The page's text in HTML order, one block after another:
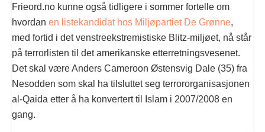
Frieord.no kunne også tidligere i sommer fortelle om
hvordan en listekandidat hos Miljøpartiet De Grønne,
med fortid i det venstreekstremistiske Blitz-miljøet, nå står
på terrorlisten til det amerikanske etterretningsvesenet.
Det skal være Anders Cameroon Østensvig Dale (35) fra
Nesodden som skal ha tilsluttet seg terrororganisasjonen
al-Qaida etter å ha konvertert til Islam i 2007/2008 en
gang.